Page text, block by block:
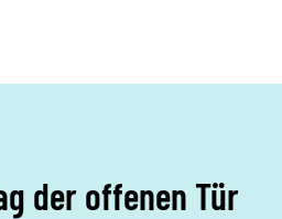
der offenen Tür